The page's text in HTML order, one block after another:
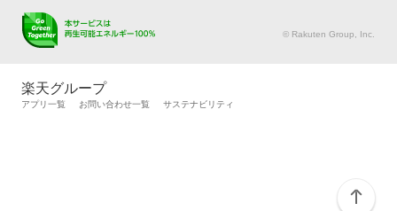
キズ修理予約
メンテナンス管理
タイヤ交換サービス
自動車カタログ 自動車保険
© Rakuten Group, Inc.
楽天グループ
アプリ一覧 お問い合わせ一覧 サステナビリティ